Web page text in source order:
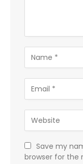
Save my
browser for the